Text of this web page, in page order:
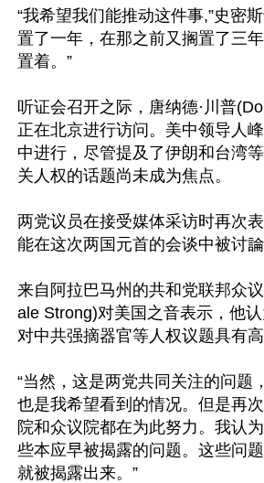
“我希望我们能推动这件事,”史密
置了一年，在那之前又搁置了三
置着。”
听证会召开之际，唐纳德·川普
正在北京进行访问。美中领导人
中进行，尽管提及了伊朗和台湾
关人权的话题尚未成为焦点。
两党议员在接受媒体采访时再次
能在这次两国元首的会谈中被讨論
来自阿拉巴马州的共和党联邦众
ale Strong)对美国之音表示，他
对中共强摘器官等人权议题具有高
“当然，这是两党共同关注的问题
也是我希望看到的情况。但是再
院和众议院都在为此努力。我认
些本应早被揭露的问题。这些问
就被揭露出来。”